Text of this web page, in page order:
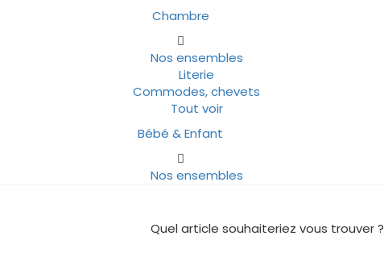
Chambre
Nos ensembles
Literie
Commodes, chevets
Tout voir
Bébé & Enfant
Nos ensembles
Quel article souhaiteriez vous trouver ?